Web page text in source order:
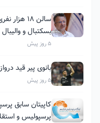
بسکتبال و
5 روز پیش
بانوی پیر قید
5 روز پیش
کاپیتان سابق
پرسپولیس و